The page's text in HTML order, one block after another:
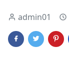
admin01